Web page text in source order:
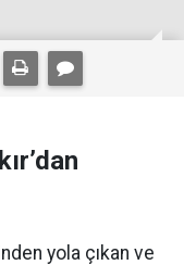
yola çıkan ve